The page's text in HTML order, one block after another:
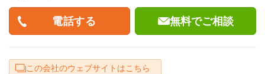
無料でご相談
この会社のウェブサイトはこちら